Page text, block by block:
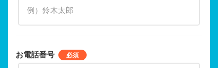
お電話番号